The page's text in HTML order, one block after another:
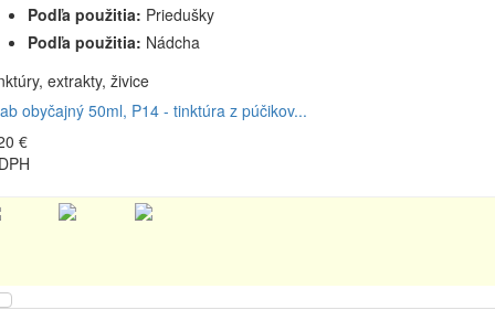
Podľa použitia: Priedušky
Podľa použitia: Nádcha
extrakty, živice
obyčajný 50ml, P14 - tinktúra z púčikov...
€